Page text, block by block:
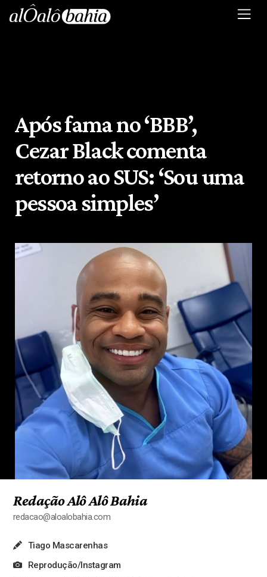
Após fama no ‘BBB’,
Cezar Black comenta
retorno ao SUS: ‘Sou uma
pessoa simples’
Redação Alô Alô Bahia
redacao@aloalobahia.com
Tiago Mascarenhas
Reprodução/Instagram